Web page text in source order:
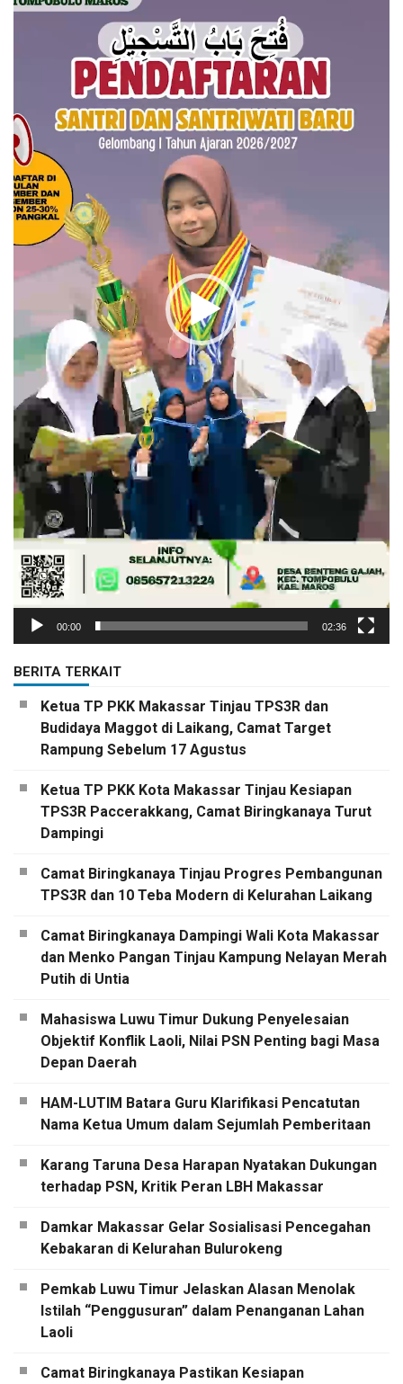
Video
00:00 02:36
BERITA TERKAIT
Ketua TP PKK Makassar Tinjau TPS3R dan
Budidaya Maggot di Laikang, Camat Target
Rampung Sebelum 17 Agustus
Ketua TP PKK Kota Makassar Tinjau Kesiapan
TPS3R Paccerakkang, Camat Biringkanaya Turut
Dampingi
Camat Biringkanaya Tinjau Progres Pembangunan
TPS3R dan 10 Teba Modern di Kelurahan Laikang
Camat Biringkanaya Dampingi Wali Kota Makassar
dan Menko Pangan Tinjau Kampung Nelayan Merah
Putih di Untia
Mahasiswa Luwu Timur Dukung Penyelesaian
Objektif Konflik Laoli, Nilai PSN Penting bagi Masa
Depan Daerah
HAM-LUTIM Batara Guru Klarifikasi Pencatutan
Nama Ketua Umum dalam Sejumlah Pemberitaan
Karang Taruna Desa Harapan Nyatakan Dukungan
terhadap PSN, Kritik Peran LBH Makassar
Damkar Makassar Gelar Sosialisasi Pencegahan
Kebakaran di Kelurahan Bulurokeng
Pemkab Luwu Timur Jelaskan Alasan Menolak
Istilah “Penggusuran” dalam Penanganan Lahan
Laoli
Camat Biringkanaya Pastikan Kesiapan